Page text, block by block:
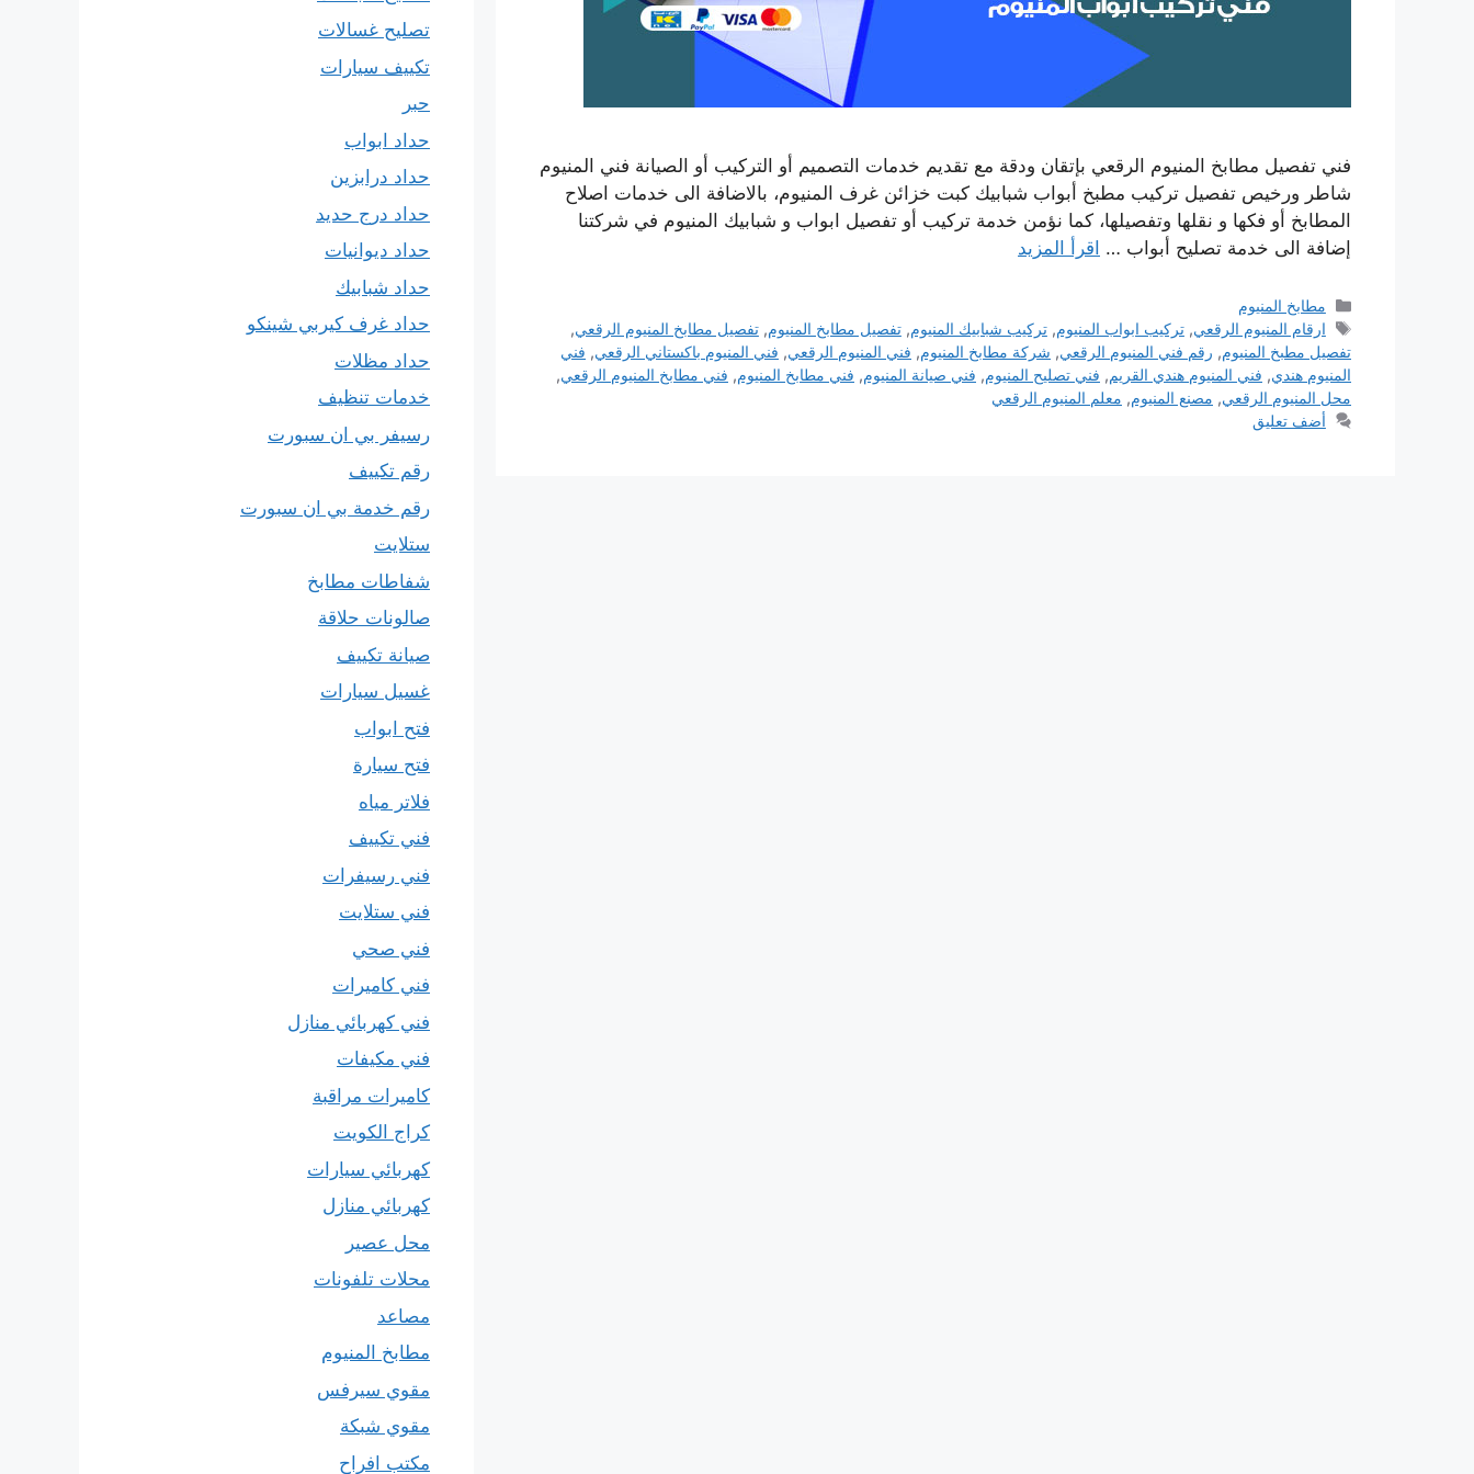
فني تفصيل مطابخ المنيوم الرقعي بإتقان ودقة مع تقديم خدمات التصميم أو التركيب أو الصيانة فني المنيوم
شاطر ورخيص تفصيل تركيب مطبخ أبواب شبابيك كبت خزائن غرف المنيوم، بالاضافة الى خدمات اصلاح
المطابخ أو فكها و نقلها وتفصيلها، كما نؤمن خدمة تركيب أو تفصيل ابواب و شبابيك المنيوم في شركتنا
إضافة الى خدمة تصليح أبواب … اقرأ المزيد
التصنيفات
مطابخ المنيوم
الوسوم
ارقام المنيوم الرقعي,تركيب ابواب المنيوم,تركيب شبابيك المنيوم,تفصيل مطابخ المنيوم,تفصيل مطابخ المنيوم الرقعي,
تفصيل مطبخ المنيوم, رقم فني المنيوم الرقعي, شركة مطابخ المنيوم, فني المنيوم الرقعي, فني المنيوم باكستاني الرقعي, فني
المنيوم هندي, فني المنيوم هندي القريم, فني تصليح المنيوم, فني صيانة المنيوم, فني مطابخ المنيوم, فني مطابخ المنيوم الرقعي,
محل المنيوم الرقعي, مصنع المنيوم, معلم المنيوم الرقعي
أضف تعليق
تصليح غسالات
تكييف سيارات
حبر
حداد ابواب
حداد درابزين
حداد درج حديد
حداد ديوانيات
حداد شبابيك
حداد غرف كيربي شينكو
حداد مظلات
خدمات تنظيف
رسيفر بي ان سبورت
رقم تكييف
رقم خدمة بي ان سبورت
ستلايت
شفاطات مطابخ
صالونات حلاقة
صيانة تكييف
غسيل سيارات
فتح ابواب
فتح سيارة
فلاتر مياه
فني تكييف
فني رسيفرات
فني ستلايت
فني صحي
فني كاميرات
فني كهربائي منازل
فني مكيفات
كاميرات مراقبة
كراج الكويت
كهربائي سيارات
كهربائي منازل
محل عصير
محلات تلفونات
مصاعد
مطابخ المنيوم
مقوي سيرفس
مقوي شبكة
مكتب افراح